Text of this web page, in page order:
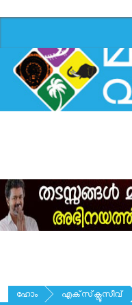
ഹോം
എക്‌സ്‌ക്ലൂസീവ്